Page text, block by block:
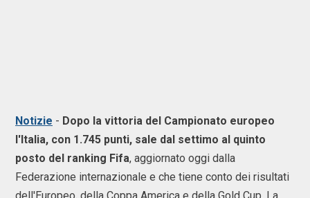
Notizie - Dopo la vittoria del Campionato europeo
l'Italia, con 1.745 punti, sale dal settimo al quinto
posto del ranking Fifa, aggiornato oggi dalla
Federazione internazionale e che tiene conto dei risultati